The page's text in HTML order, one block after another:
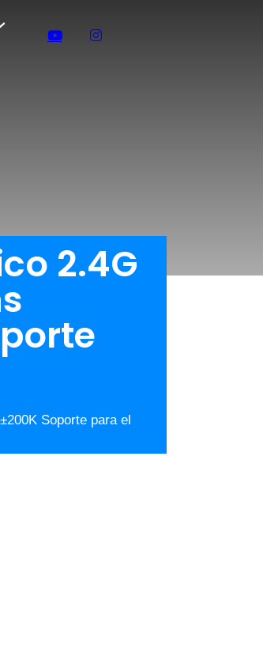
2.4G
Soporte para el